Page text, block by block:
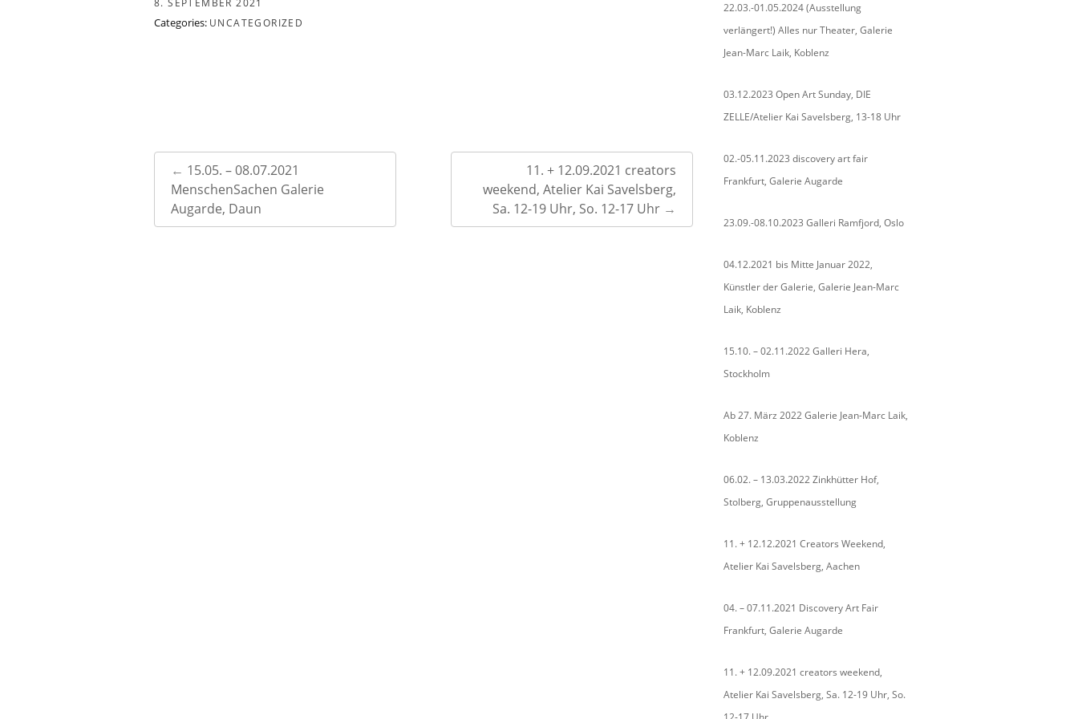
8. SEPTEMBER 2021
Categories: UNCATEGORIZED
Post
navigation
← 15.05. – 08.07.2021
MenschenSachen Galerie
Augarde, Daun
11. + 12.09.2021 creators
weekend, Atelier Kai Savelsberg,
Sa. 12-19 Uhr, So. 12-17 Uhr →
22.03.-01.05.2024 (Ausstellung
verlängert!) Alles nur Theater, Galerie
Jean-Marc Laik, Koblenz
03.12.2023 Open Art Sunday, DIE
ZELLE/Atelier Kai Savelsberg, 13-18 Uhr
02.-05.11.2023 discovery art fair
Frankfurt, Galerie Augarde
23.09.-08.10.2023 Galleri Ramfjord, Oslo
04.12.2021 bis Mitte Januar 2022,
Künstler der Galerie, Galerie Jean-Marc
Laik, Koblenz
15.10. – 02.11.2022 Galleri Hera,
Stockholm
Ab 27. März 2022 Galerie Jean-Marc Laik,
Koblenz
06.02. – 13.03.2022 Zinkhütter Hof,
Stolberg, Gruppenausstellung
11. + 12.12.2021 Creators Weekend,
Atelier Kai Savelsberg, Aachen
04. – 07.11.2021 Discovery Art Fair
Frankfurt, Galerie Augarde
11. + 12.09.2021 creators weekend,
Atelier Kai Savelsberg, Sa. 12-19 Uhr, So.